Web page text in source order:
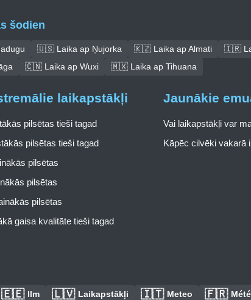
šodien
🇺🇸 Laika ap Ņujorka 🇰🇿 Laika ap Almati
🇮🇷
🇨🇳 Laika ap Wuxi 🇲🇽 Laika ap Tihuana
laikapstākļi
pilsētas tieši tagad
pilsētas tieši tagad
pilsētas
pilsētas
pilsētas
gaisa kvalitāte tieši tagad
Jaunākie
Vai laikapstākļi var
Kāpēc cilvēki vakarā
🇪🇪 Ilm 🇱🇻 Laikapstākļi 🇮🇹 Meteo 🇫🇷